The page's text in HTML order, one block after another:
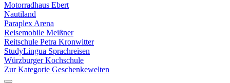
Motorradhaus Ebert
Nautiland
Paraplex Arena
Reisemobile Meißner
Reitschule Petra Kronwitter
StudyLingua Sprachreisen
Würzburger Kochschule
Zur Kategorie Geschenkewelten